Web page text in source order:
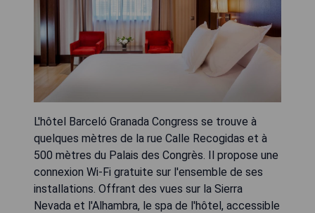
L'hôtel Barceló Granada Congress se trouve à
quelques mètres de la rue Calle Recogidas et à
500 mètres du Palais des Congrès. Il propose une
connexion Wi-Fi gratuite sur l'ensemble de ses
installations. Offrant des vues sur la Sierra
Nevada et l'Alhambra, le spa de l'hôtel, accessible